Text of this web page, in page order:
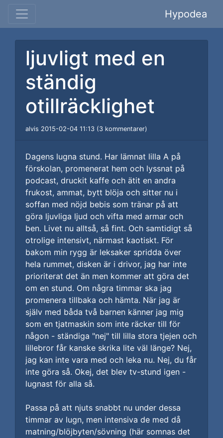
Hypodea
ljuvligt med en
ständig
otillräcklighet
alvis 2015-02-04 11:13 (3 kommentarer)
Dagens lugna stund. Har lämnat lilla A på
förskolan, promenerat hem och lyssnat på
podcast, druckit kaffe och ätit en andra
frukost, ammat, bytt blöja och sitter nu i
soffan med nöjd bebis som tränar på att
göra ljuvliga ljud och vifta med armar och
ben. Livet nu alltså, så fint. Och samtidigt så
otrolige intensivt, närmast kaotiskt. För
bakom min rygg är leksaker spridda över
hela rummet, disken är i drivor, jag har inte
prioriterat det än men kommer att göra det
om en stund. Om några timmar ska jag
promenera tillbaka och hämta. När jag är
själv med båda två barnen känner jag mig
som en tjatmaskin som inte räcker till för
någon - ständiga "nej" till lilla stora tjejen och
lillebror får kanske skrika lite väl länge? Nej,
jag kan inte vara med och leka nu. Nej, du får
inte göra så. Okej, det blev tv-stund igen -
lugnast för alla så.
Passa på att njuts snabbt nu under dessa
timmar av lugn, men intensiva de med då
matning/blöjbyten/sövning (här somnas det